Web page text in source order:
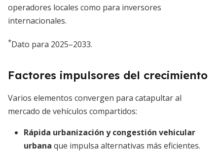
operadores locales como para inversores
internacionales.
*Dato para 2025–2033.
Factores impulsores del crecimiento
Varios elementos convergen para catapultar al
mercado de vehículos compartidos:
Rápida urbanización y congestión vehicular
urbana que impulsa alternativas más eficientes.